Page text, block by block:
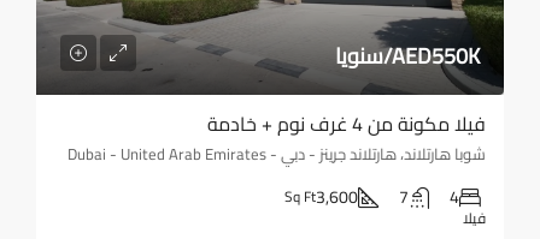
AED550K/سنويا
فيلا مكونة من 4 غرف نوم + خادمة
شوبا هارتلاند، هارتلاند جرينز - دبي - Dubai - United Arab Emirates
4
7
3,600
Sq Ft
فيلا